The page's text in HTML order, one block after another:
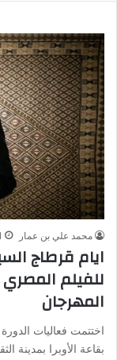
محمد علي بن عمار
ايام قرطاج
المهرجان
بقاعة الأوبرا بمدينة